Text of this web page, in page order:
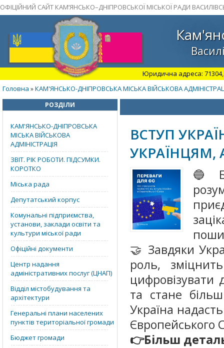
ОФІЦІЙНИЙ САЙТ КАМ’ЯНСЬКО–ДНІПРОВСЬКОЇ МІСЬКОЇ РАДИ
Юридична адреса: 71304,
Головна »КАМ'ЯНСЬКО-ДНІПРОВСЬКА МІСЬКА ВІЙСЬКОВА
РОЗДІЛИ
КАМ'ЯНСЬКО-ДНІПРОВСЬКА
МІСЬКА ВІЙСЬКОВА
АДМІНІСТРАЦІЯ
ЗВІТ. РІК РОБОТИ. ПІДСУМКИ.
КОРОТКО
Міська рада
Депутатський корпус
Комунальні підприємства,
установи, заклади освіти та
культури міської ради
Офіційні документи
Центр надання
адміністративних послуг (ЦНАП)
Відділ містобудування та
архітектури
Генеральні плани населених
пунктів територіальної громади
Бюджет громади
ВСТУП
УКРАЇНЦЯМ,
🔵
🤝 Завдяки
роль,
цифровізувати
та стане
Україна
Європейського
👉Більш